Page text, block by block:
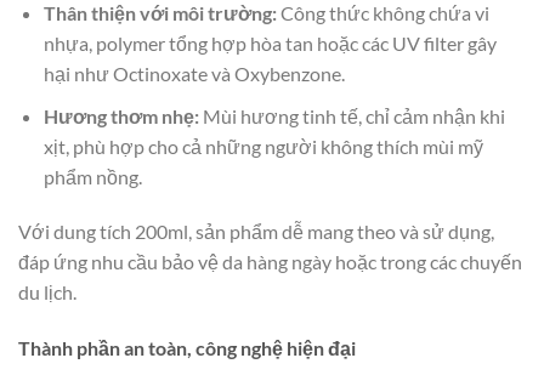
Thân thiện với môi trường:Công thức không chứa vi
nhựa, polymer tổng hợp hòa tan hoặc các UV filter gây
hại như Octinoxate và Oxybenzone.
Hương thơm nhẹ:Mùi hương tinh tế, chỉ cảm nhận khi
xịt, phù hợp cho cả những người không thích mùi mỹ
phẩm nồng.
Với dung tích 200ml, sản phẩm dễ mang theo và sử dụng,
đáp ứng nhu cầu bảo vệ da hàng ngày hoặc trong các chuyến
du lịch.
Thành phần an toàn, công nghệ hiện đại